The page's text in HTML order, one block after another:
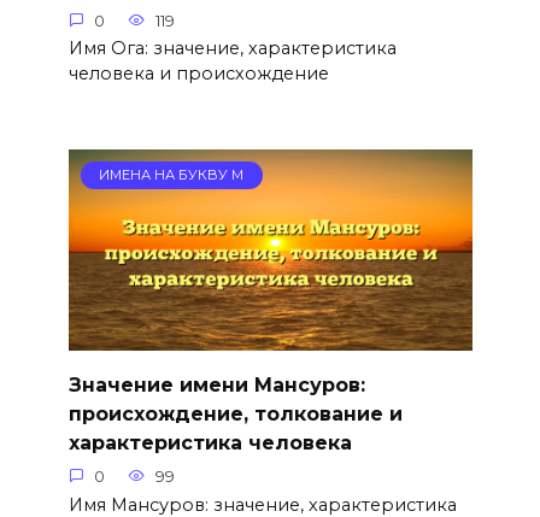
0 119
Имя Ога: значение, характеристика
человека и происхождение
ИМЕНА НА БУКВУ М
Значение имени Мансуров:
происхождение, толкование и
характеристика человека
0 99
Имя Мансуров: значение, характеристика